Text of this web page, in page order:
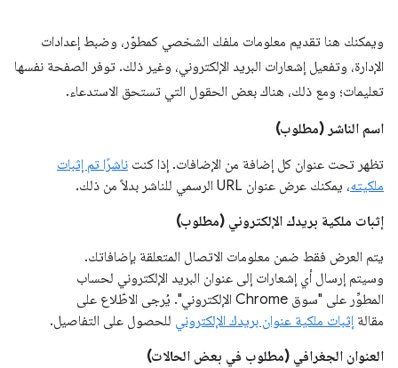
ويمكنك هنا تقديم معلومات ملفك الشخصي كمطوّر، وضبط إعدادات
الإدارة، وتفعيل إشعارات البريد الإلكتروني، وغير ذلك. توفر الصفحة نفسها
تعليمات؛ ومع ذلك، هناك بعض الحقول التي تستحق الاستدعاء.
اسم الناشر (مطلوب)
تظهر تحت عنوان كل إضافة من الإضافات. إذا كنت ناشرًا تم إثبات
ملكيته، يمكنك عرض عنوان URL الرسمي للناشر بدلاً من ذلك.
إثبات ملكية بريدك الإلكتروني (مطلوب)
يتم العرض فقط ضمن معلومات الاتصال المتعلقة بإضافاتك.
وسيتم إرسال أي إشعارات إلى عنوان البريد الإلكتروني لحساب
المطوِّر على "سوق Chrome الإلكتروني". يُرجى الاطّلاع على
مقالة إثبات ملكية عنوان بريدك الإلكتروني للحصول على التفاصيل.
العنوان الجغرافي (مطلوب في بعض الحالات)